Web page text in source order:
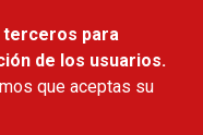
terceros para
de los usuarios.
que aceptas su